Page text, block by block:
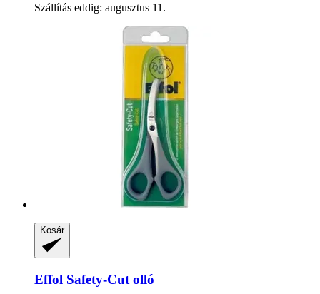
Szállítás eddig: augusztus 11.
Kosár
Effol Safety-​Cut olló